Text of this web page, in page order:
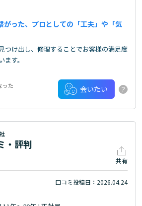
がった、プロとしての「工夫」や「気
つけ出し、修理することでお客様の満足度
す。
った
会いたい ?
・評判
共有
口コミ投稿日：2026.04.24